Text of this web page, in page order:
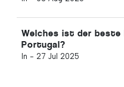
Welches ist der beste
Portugal?
In - 27 Jul 2025